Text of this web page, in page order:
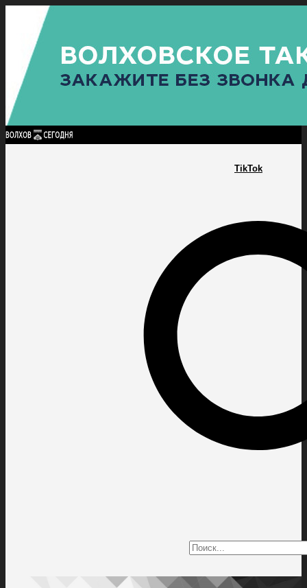
TikTok
Найти:
ГЛАВНАЯ ПОЛИТИКАПРОИСШЕСТВИЯ ПРОКУРАТУРАСПОРТ
ПОЛИТИКА
КУЛЬТУРА
ПОСЕЛЕНИЯ